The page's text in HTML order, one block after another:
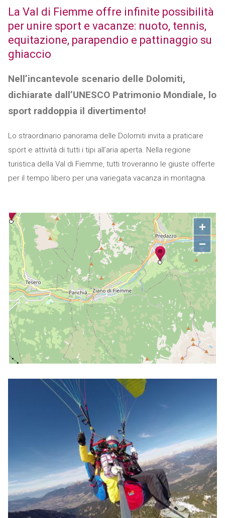
La Val di Fiemme offre infinite possibilità
per unire sport e vacanze: nuoto, tennis,
equitazione, parapendio e pattinaggio su
ghiaccio
Nell’incantevole scenario delle Dolomiti,
dichiarate dall’UNESCO Patrimonio Mondiale, lo
sport raddoppia il divertimento!
Lo straordinario panorama delle Dolomiti invita a praticare
sport e attività di tutti i tipi all’aria aperta. Nella regione
turistica della Val di Fiemme, tutti troveranno le giuste offerte
per il tempo libero per una variegata vacanza in montagna.
+
−